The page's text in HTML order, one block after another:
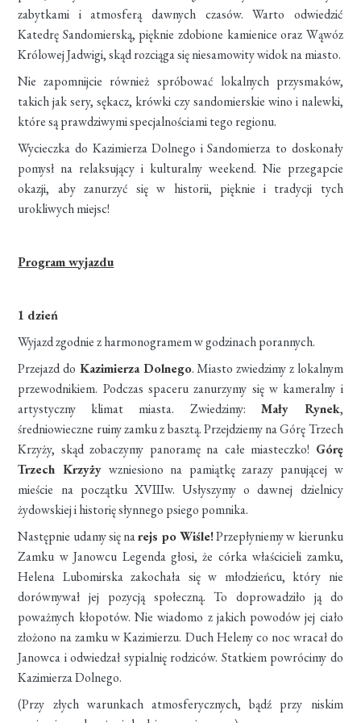
zabytkami i atmosferą dawnych czasów. Warto odwiedzić
Katedrę Sandomierską, pięknie zdobione kamienice oraz Wąwóz
Królowej Jadwigi, skąd rozciąga się niesamowity widok na miasto.
Nie zapomnijcie również spróbować lokalnych przysmaków,
takich jak sery, sękacz, krówki czy sandomierskie wino i nalewki,
które są prawdziwymi specjalnościami tego regionu.
Wycieczka do Kazimierza Dolnego i Sandomierza to doskonały
pomysł na relaksujący i kulturalny weekend. Nie przegapcie
okazji, aby zanurzyć się w historii, pięknie i tradycji tych
urokliwych miejsc!
Program wyjazdu
1 dzień
Wyjazd zgodnie z harmonogramem w godzinach porannych.
Przejazd do Kazimierza Dolnego. Miasto zwiedzimy z lokalnym
przewodnikiem. Podczas spaceru zanurzymy się w kameralny i
artystyczny klimat miasta. Zwiedzimy: Mały Rynek,
średniowieczne ruiny zamku z basztą. Przejdziemy na Górę Trzech
Krzyży, skąd zobaczymy panoramę na całe miasteczko! Górę
Trzech Krzyży wzniesiono na pamiątkę zarazy panującej w
mieście na początku XVIIIw. Usłyszymy o dawnej dzielnicy
żydowskiej i historię słynnego psiego pomnika.
Następnie udamy się narejs po Wiśle!Przepłyniemy w kierunku
Zamku w Janowcu Legenda głosi, że córka właścicieli zamku,
Helena Lubomirska zakochała się w młodzieńcu, który nie
dorównywał jej pozycją społeczną. To doprowadziło ją do
poważnych kłopotów. Nie wiadomo z jakich powodów jej ciało
złożono na zamku w Kazimierzu. Duch Heleny co noc wracał do
Janowca i odwiedzał sypialnię rodziców. Statkiem powrócimy do
Kazimierza Dolnego.
(Przy złych warunkach atmosferycznych, bądź przy niskim